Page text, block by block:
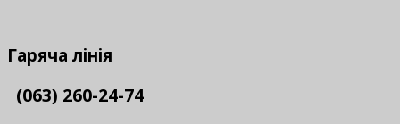
Гаряча лінія
(063) 260-24-74